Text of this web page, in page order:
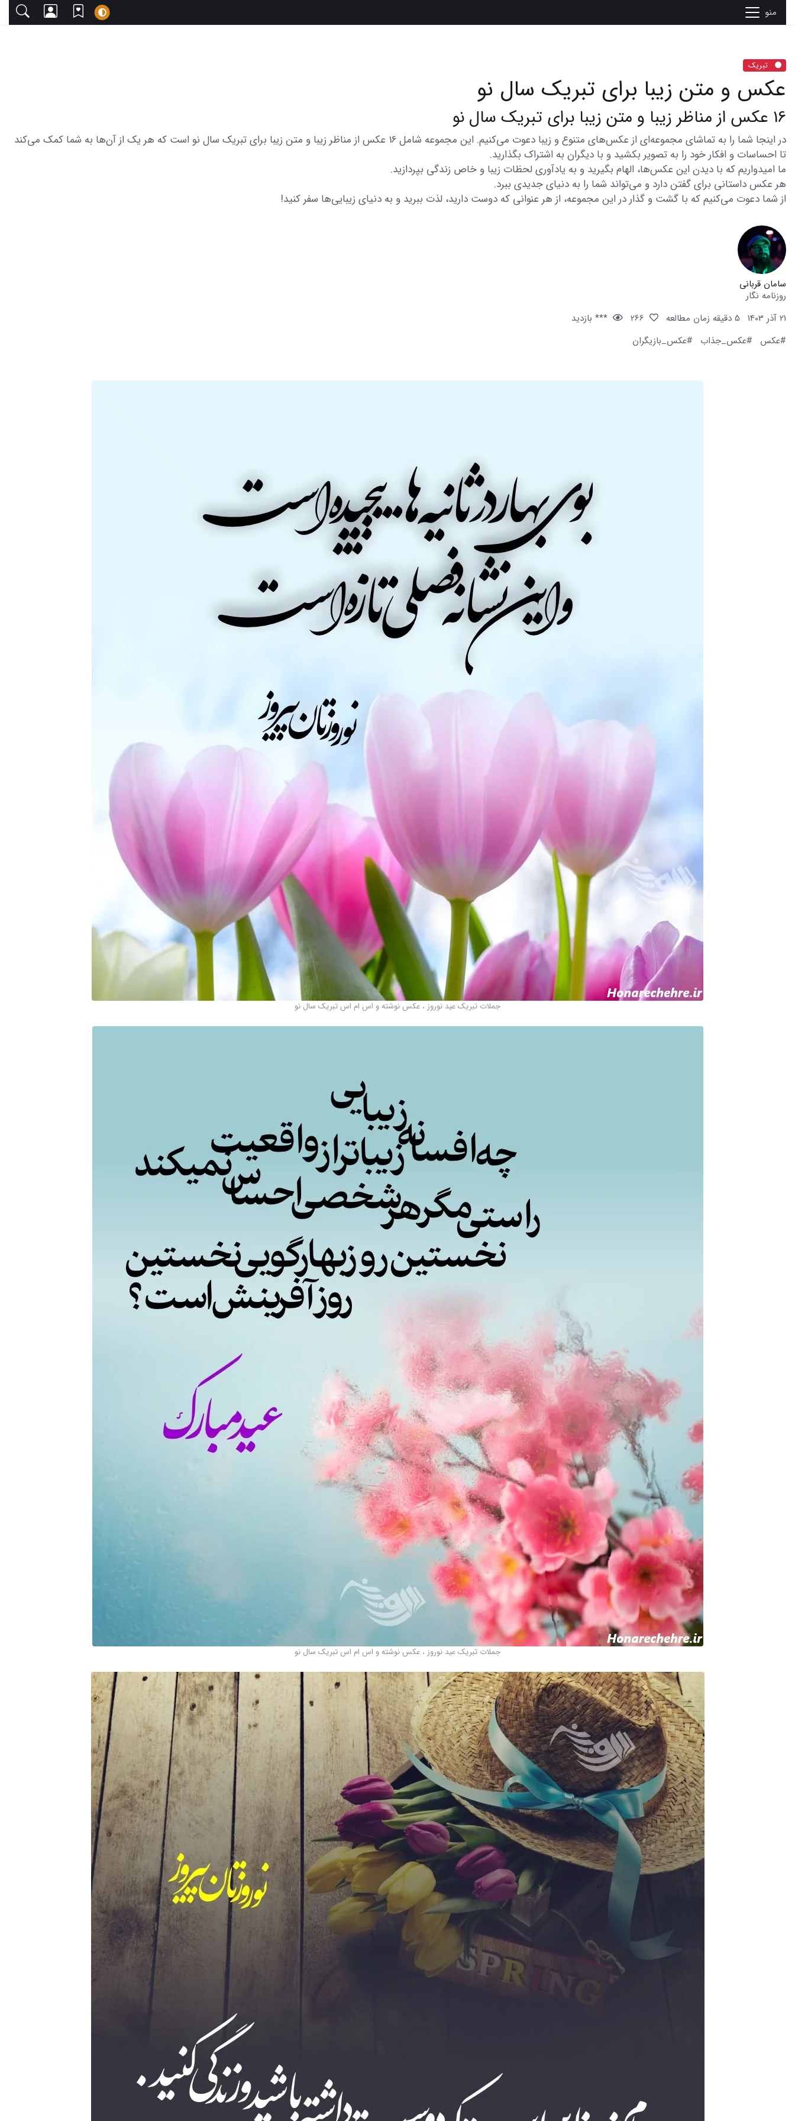
منو
تبریک
عکس و متن زیبا برای تبریک سال نو
16 عکس از مناظر زیبا و متن زیبا برای تبریک سال نو
در اینجا شما را به تماشای مجموعه‌ای از عکس‌های متنوع و زیبا دعوت می‌کنیم. این مجموعه شامل 16 عکس از مناظر زیبا و متن زیبا برای تبریک سال نو است که هر یک از آن‌ها به شما کمک می‌کند
تا احساسات و افکار خود را به تصویر بکشید و با دیگران به اشتراک بگذارید.
ما امیدواریم که با دیدن این عکس‌ها، الهام بگیرید و به یادآوری لحظات زیبا و خاص زندگی بپردازید.
هر عکس داستانی برای گفتن دارد و می‌تواند شما را به دنیای جدیدی ببرد.
از شما دعوت می‌کنیم که با گشت و گذار در این مجموعه، از هر عنوانی که دوست دارید، لذت ببرید و به دنیای زیبایی‌ها سفر کنید!
سامان قربانی
روزنامه نگار
21 آذر 1403
5 دقیقه زمان مطالعه
*** بازدید
#عکس
#عکس_جذاب #عکس_بازیگران
جملات تبریک عید نوروز ، عکس نوشته و اس ام اس تبریک سال نو
جملات تبریک عید نوروز ، عکس نوشته و اس ام اس تبریک سال نو